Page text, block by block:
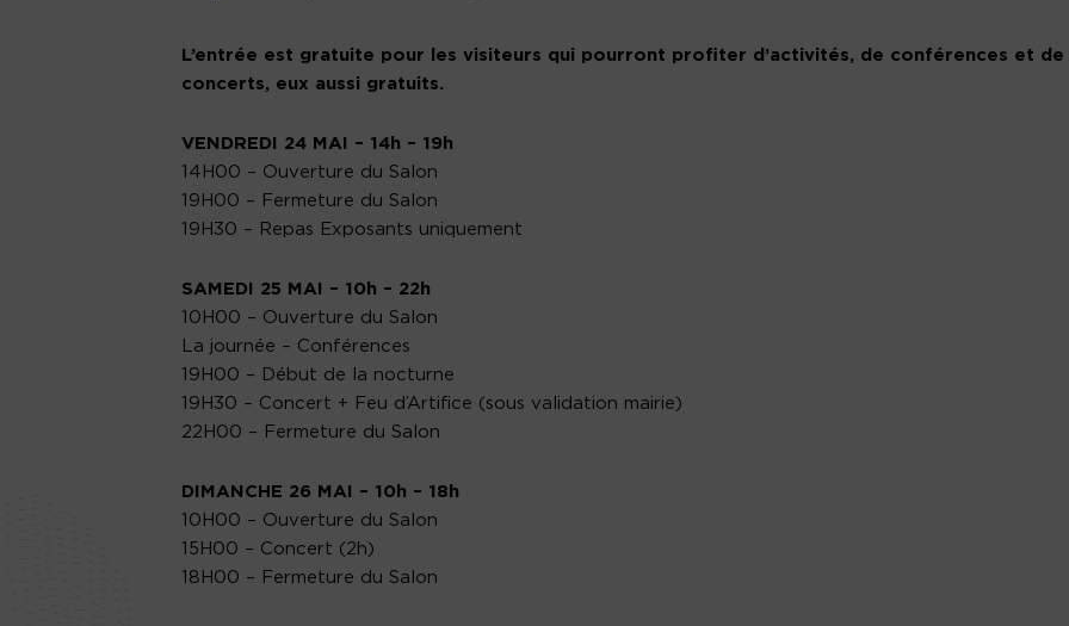
L’entrée est gratuite pour les visiteurs qui pourront profiter d’activités, de conférences et de
concerts, eux aussi gratuits.
VENDREDI 24 MAI – 14h – 19h
14H00 – Ouverture du Salon
19H00 – Fermeture du Salon
19H30 – Repas Exposants uniquement
SAMEDI 25 MAI – 10h – 22h
10H00 – Ouverture du Salon
La journée – Conférences
19H00 – Début de la nocturne
19H30 – Concert + Feu d’Artifice (sous validation mairie)
22H00 – Fermeture du Salon
DIMANCHE 26 MAI – 10h – 18h
10H00 – Ouverture du Salon
15H00 – Concert (2h)
18H00 – Fermeture du Salon